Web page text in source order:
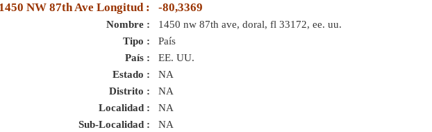
NW 87th Ave Longitud :
-80,3369
Nombre :
1450 nw 87th ave, doral, fl 33172, ee. uu.
Tipo :
País
País :
EE. UU.
Estado :
NA
Distrito :
NA
Localidad :
NA
Sub-Localidad :
NA